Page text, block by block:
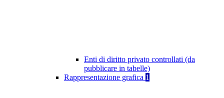
Enti di diritto privato controllati (da
pubblicare in tabelle)
Rappresentazione grafica 1